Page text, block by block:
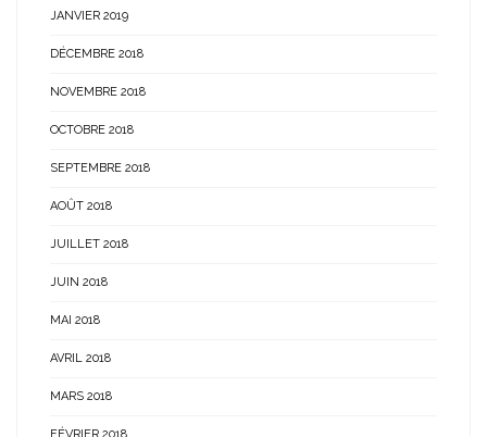
JANVIER 2019
DÉCEMBRE 2018
NOVEMBRE 2018
OCTOBRE 2018
SEPTEMBRE 2018
AOÛT 2018
JUILLET 2018
JUIN 2018
MAI 2018
AVRIL 2018
MARS 2018